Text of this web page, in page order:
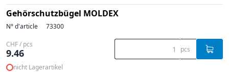
Gehörschutzbügel MOLDEX
N° d'article 73300
CHF / pcs
9.46 pcs
nicht Lagerartikel